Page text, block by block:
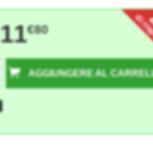
di
11€80
AGGIUNGERE AL